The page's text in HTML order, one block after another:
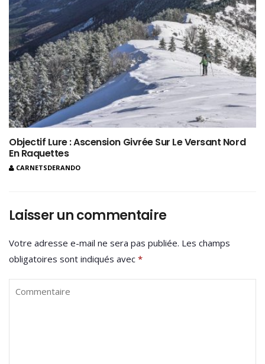
Objectif Lure : Ascension Givrée Sur Le Versant Nord
En Raquettes
CARNETSDERANDO
Laisser un commentaire
Votre adresse e-mail ne sera pas publiée. Les champs
obligatoires sont indiqués avec *